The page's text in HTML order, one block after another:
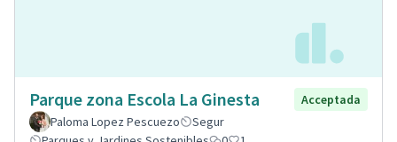
Parque zona Escola La Ginesta
Acceptada
Paloma Lopez Pescuezo
Segur